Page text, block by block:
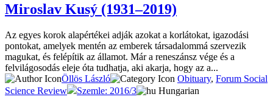
Miroslav Kusý (1931–2019)
Az egyes korok alapértékei adják azokat a korlátokat, igazodási
pontokat, amelyek mentén az emberek társadalommá szervezik
magukat, és felépítik az államot. Már a reneszánsz vége és a
felvilágosodás eleje óta tudhatja, aki akarja, hogy az a...
Öllös László
Obituary, Forum Social
Science Review
Szemle: 2016/3 Hungarian